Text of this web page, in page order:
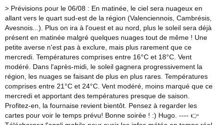
> Prévisions pour le 06/08 : En matinée, le ciel sera nuageux en
allant vers le quart sud-est de la région (Valenciennois, Cambrésis,
Avesnois...). Plus on ira à l'ouest et au nord, plus le soleil sera déjà
présent en matinée malgré quelques nuages tout de même ! Une
petite averse n'est pas à exclure, mais plus rarement que ce
mercredi. Températures comprises entre 16°C et 18°C. Vent
modéré. Dans l'après-midi, le soleil gagnera progressivement la
région, les nuages se faisant de plus en plus rares. Températures
comprises entre 21°C et 24°C. Vent modéré, moins marqué que ce
mercredi et apportant des températures presque de saison.
Profitez-en, la fournaise revient bientôt. Pensez à regarder les
cartes pour voir le temps prévu! Bonne soirée ! :) Hugo. ---- 👉